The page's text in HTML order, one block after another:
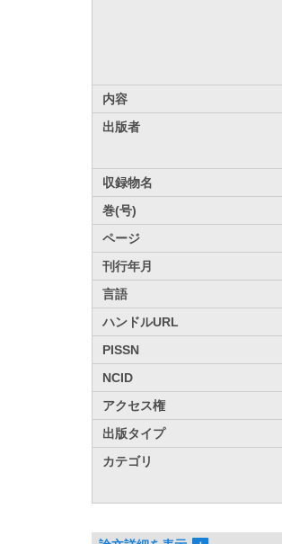
内容
出版者
収録物名
巻(号)
ページ
刊行年月
言語
ハンドルURL
PISSN
NCID
アクセス権
出版タイプ
カテゴリ